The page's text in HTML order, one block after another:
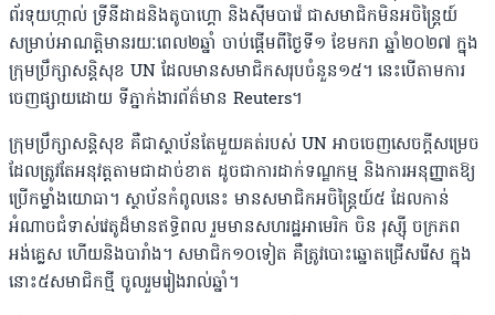
ព័រទុយហ្កាល់ ទ្រីនីដាដនិងតូបាហ្គោ និងស៉ីមបាវ៉េ ជាសមាជិកមិនអចិន្រ្តៃយ៍
សម្រាប់អាណត្តិមានរយៈពេល២ឆ្នាំ ចាប់ផ្តើមពីថ្ងៃទី១ ខែមករា ឆ្នាំ២០២៧ ក្នុង
ក្រុមប្រឹក្សាសន្តិសុខ UN ដែលមានសមាជិកសរុបចំនួន១៥។ នេះបើតាមការ
ចេញផ្សាយដោយ ទីភ្នាក់ងារព័ត៌មាន ​Reuters។
ក្រុមប្រឹក្សាសន្តិសុខ គឺជាស្ថាប័នតែមួយគត់របស់ UN អាចចេញសេចក្តីសម្រេច
ដែលត្រូវតែអនុវត្តតាមជាដាច់ខាត ដូចជាការដាក់ទណ្ឌកម្ម និងការអនុញ្ញាតឱ្យ
ប្រើកម្លាំងយោធា។ ស្ថាប័នកំពូលនេះ មានសមាជិកអចិន្រ្តៃយ៍៥ ដែលកាន់
អំណាចជំទាស់វេតូដ៏មានឥទ្ធិពល រួមមានសហរដ្ឋអាមេរិក ចិន រុស្ស៉ី ចក្រភព
អង់គ្លេស ហើយនិងបារាំង។ សមាជិក១០ទៀត គឺត្រូវបោះឆ្នោតជ្រើសរើស ក្នុង
នោះ៥សមាជិកថ្មី ចូលរួមរៀងរាល់ឆ្នាំ។